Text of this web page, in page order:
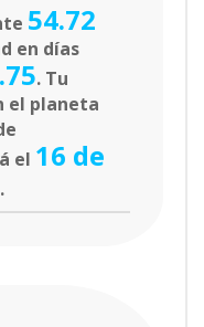
54.72
en días
. Tu
el planeta
el 16 de
.